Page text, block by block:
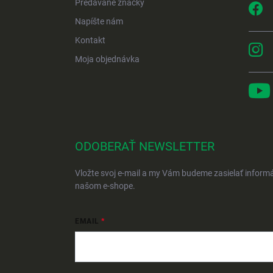
Predávané značky
Napíšte nám
Kontakt
Moja objednávka
ODOBERAŤ NEWSLETTER
Vložte svoj e-mail a my Vám budeme zasielať
našom e-shope.
EMAIL